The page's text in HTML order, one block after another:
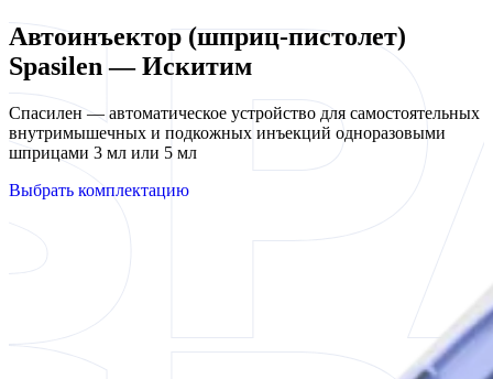
Автоинъектор (шприц-пистолет)
Spasilen — Искитим
Спасилен — автоматическое устройство для самостоятельных
внутримышечных и подкожных инъекций одноразовыми
шприцами 3 мл или 5 мл
Выбрать комплектацию